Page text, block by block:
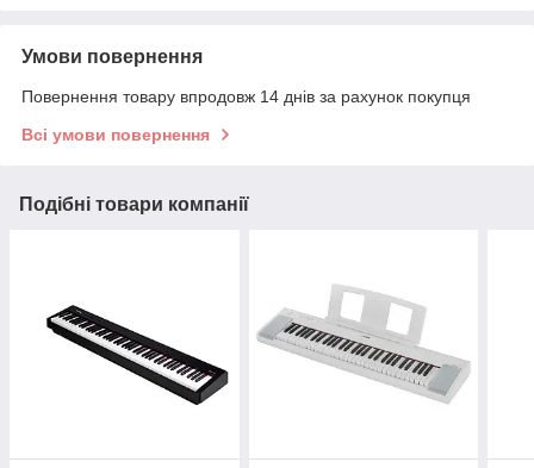
Умови повернення
Повернення товару впродовж 14 днів за рахунок покупця
Всі умови повернення
Подібні товари компанії